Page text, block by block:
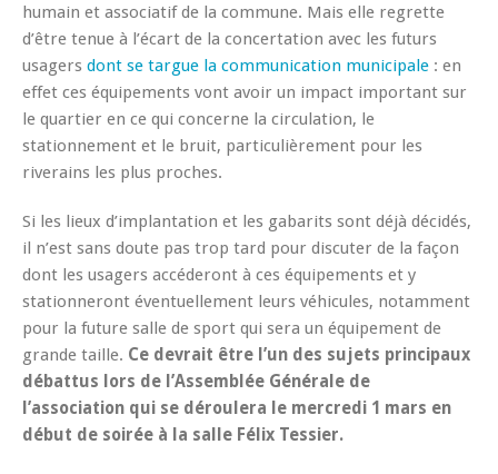
humain et associatif de la commune. Mais elle regrette
d’être tenue à l’écart de la concertation avec les futurs
usagers dont se targue la communication municipale : en
effet ces équipements vont avoir un impact important sur
le quartier en ce qui concerne la circulation, le
stationnement et le bruit, particulièrement pour les
riverains les plus proches.
Si les lieux d’implantation et les gabarits sont déjà décidés,
il n’est sans doute pas trop tard pour discuter de la façon
dont les usagers accéderont à ces équipements et y
stationneront éventuellement leurs véhicules, notamment
pour la future salle de sport qui sera un équipement de
grande taille. Ce devrait être l’un des sujets principaux
débattus lors de l’Assemblée Générale de
l’association qui se déroulera le mercredi 1 mars en
début de soirée à la salle Félix Tessier.